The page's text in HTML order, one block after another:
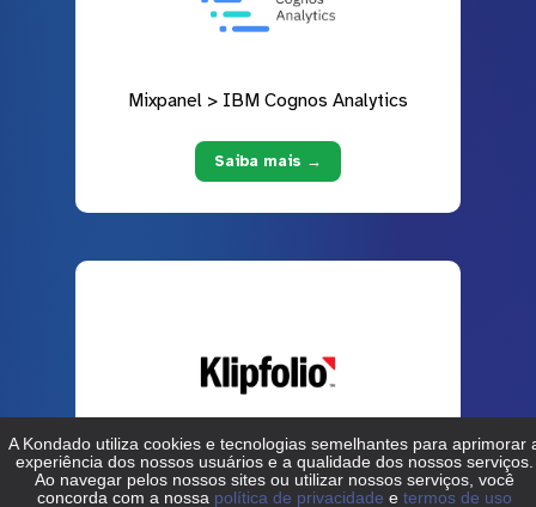
Mixpanel > IBM Cognos Analytics
Saiba mais →
Mixpanel > Klipfolio